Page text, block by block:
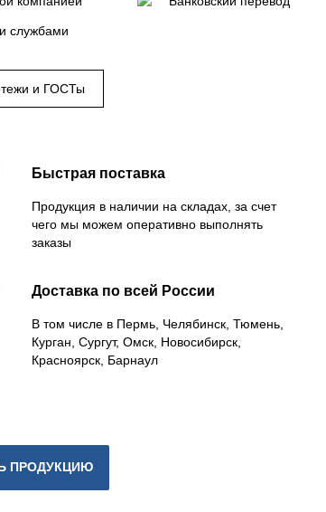
службами
и ГОСТы
Быстрая поставка
Продукция в наличии на складах, за счет
чего мы можем оперативно выполнять
заказы
Доставка по всей России
В том числе в Пермь, Челябинск, Тюмень,
Курган, Сургут, Омск, Новосибирск,
Красноярск, Барнаул
ПРОДУКЦИЮ